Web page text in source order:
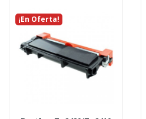
¡En Oferta!